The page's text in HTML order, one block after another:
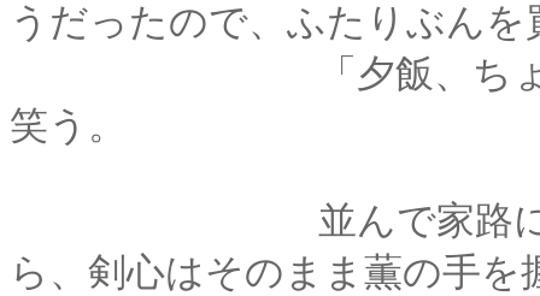
うだったので、ふたりぶんを
「夕飯、ちょっと手
笑う。
並んで家路につく途
ら、剣心はそのまま薫の手を